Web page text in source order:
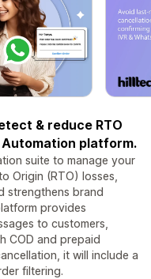
& reduce RTO
platform.
suite to manage your
Origin (RTO) losses,
strengthens brand
provides
to customers,
COD and prepaid
it will include a
filtering.